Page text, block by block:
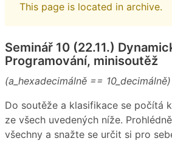
This page is located in archive.
Seminář 10 (22.11.)
Programování, minisoutěž
(a_hexadecimálně == 10_decimálně)
Do soutěže a klasifikace se počítá
ze všech uvedených níže.
všechny a snažte se určit si pro